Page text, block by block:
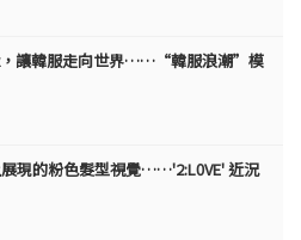
，讓韓服走向世界……“韓服浪潮”模
現的粉色髮型視覺……'2:L0VE' 近況